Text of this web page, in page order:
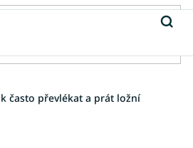
často převlékat a prát ložní